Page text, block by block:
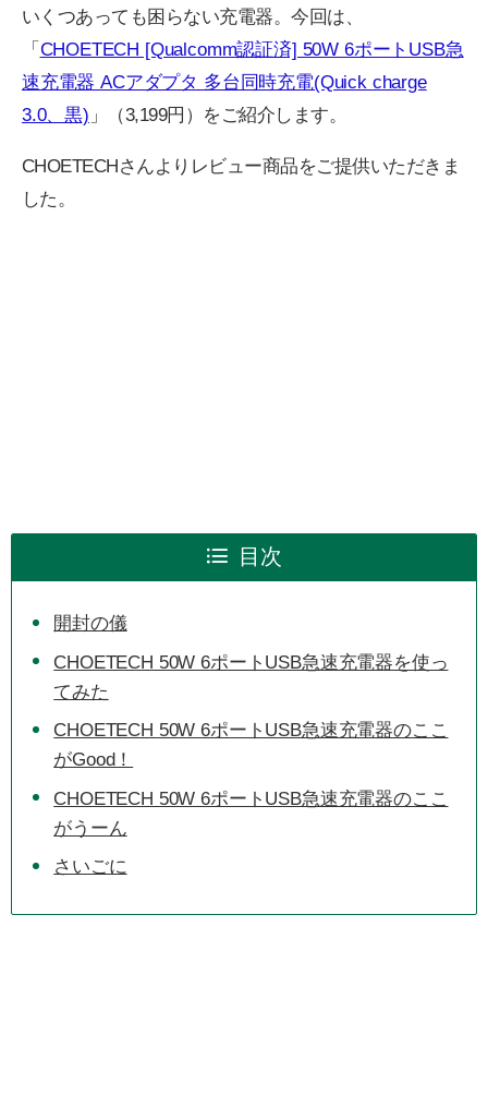
いくつあっても困らない充電器。今回は、
「 CHOETECH [Qualcomm認証済] 50W 6ポートUSB急
速充電器 ACアダプタ 多台同時充電(Quick charge
3.0、黒) 」（3,199円）をご紹介します。
CHOETECHさんよりレビュー商品をご提供いただきま
した。
目次
開封の儀
CHOETECH 50W 6ポートUSB急速充電器を使っ
てみた
CHOETECH 50W 6ポートUSB急速充電器のここ
がGood！
CHOETECH 50W 6ポートUSB急速充電器のここ
がうーん
さいごに